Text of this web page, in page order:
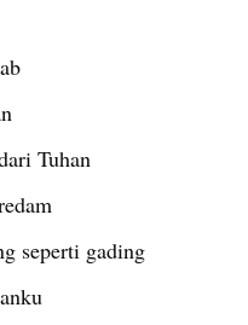
Tuhan
seperti gading